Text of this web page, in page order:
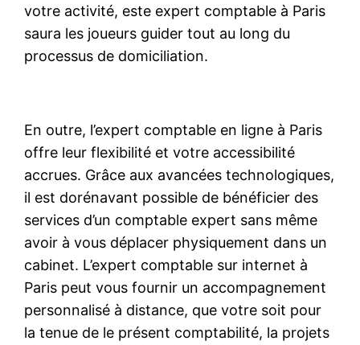
votre activité, este expert comptable à Paris
saura les joueurs guider tout au long du
processus de domiciliation.
En outre, l’expert comptable en ligne à Paris
offre leur flexibilité et votre accessibilité
accrues. Grâce aux avancées technologiques,
il est dorénavant possible de bénéficier des
services d’un comptable expert sans même
avoir à vous déplacer physiquement dans un
cabinet. L’expert comptable sur internet à
Paris peut vous fournir un accompagnement
personnalisé à distance, que votre soit pour
la tenue de le présent comptabilité, la projets